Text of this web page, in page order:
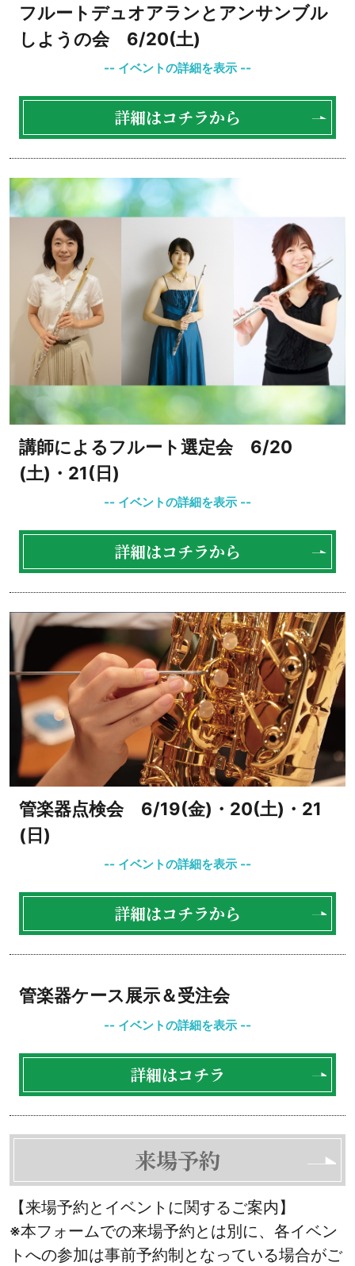
フルートデュオアランとアンサンブル
しようの会 6/20(土)
詳細はコチラから
講師によるフルート選定会 6/20
(土)・21(日)
詳細はコチラから
管楽器点検会 6/19(金)・20(土)・21
(日)
詳細はコチラから
管楽器ケース展示＆受注会
詳細はコチラ
来場予約
【来場予約とイベントに関するご案内】
※本フォームでの来場予約とは別に、各イベン
トへの参加は事前予約制となっている場合がご